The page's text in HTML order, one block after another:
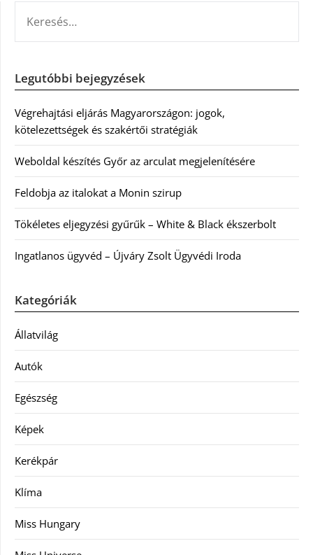
Legutóbbi bejegyzések
Végrehajtási eljárás Magyarországon: jogok,
kötelezettségek és szakértői stratégiák
Weboldal készítés Győr az arculat megjelenítésére
Feldobja az italokat a Monin szirup
Tökéletes eljegyzési gyűrűk – White & Black ékszerbolt
Ingatlanos ügyvéd – Újváry Zsolt Ügyvédi Iroda
Kategóriák
Állatvilág
Autók
Egészség
Képek
Kerékpár
Klíma
Miss Hungary